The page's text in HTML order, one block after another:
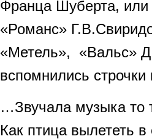
Франца Шуберта,
«Романс»
«Метель», «Вальс»
вспомнились
…Звучала музыка то
Как птица вылететь